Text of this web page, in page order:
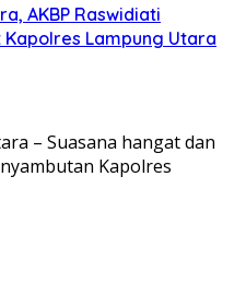
AKBP Raswidiati
Kapolres Lampung Utara
– Suasana hangat dan
Kapolres